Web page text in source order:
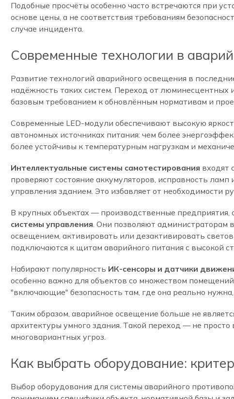
Подобные просчёты особенно часто встречаются при
основе цены, а не соответствия требованиям
случае инцидента.
Современные технологии в
Развитие технологий аварийного освещения в
надёжность таких систем. Переход от люминесцентных
базовым требованием к обновлённым нормативам и
Современные LED-модули обеспечивают высокую
автономных источниках питания: чем более
более устойчивы к температурным нагрузкам и
Интеллектуальные системы самотестирования входят
проверяют состояние аккумуляторов, исправность
управления зданием. Это избавляет от необходимости
В крупных объектах — производственные
системы управления. Они позволяют администраторам
освещением, активировать или дезактивировать
подключаются к щитам аварийного питания с высокой
Набирают популярность ИК-сенсоры и датчики
особенно важно для объектов со множеством
"включающие" безопасность там, где она реально
Таким образом, аварийное освещение больше не
архитектуры умного здания. Такой переход — не
многовариантных угроз.
Как выбрать оборудование:
Выбор оборудования для системы аварийного